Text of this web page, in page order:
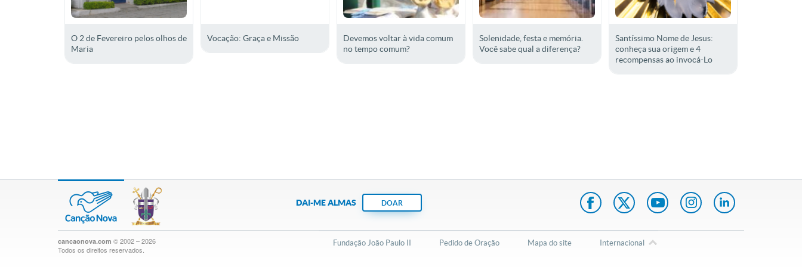
O 2 de Fevereiro pelos olhos de
Maria
Vocação: Graça e Missão
Devemos voltar à vida comum
no tempo comum?
Solenidade, festa e memória.
Você sabe qual a diferença?
Santíssimo Nome de Jesus:
conheça sua origem e 4
recompensas ao invocá-Lo
DAI-ME ALMAS DOAR
Fundação João Paulo II Pedido de Oração Mapa do site Internacional
cancaonova.com © 2002 – 2026
Todos os direitos reservados.